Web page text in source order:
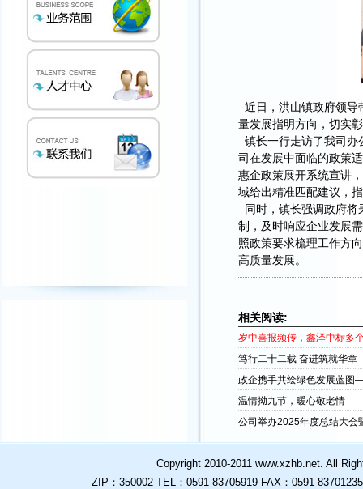
近日，洪山镇政府领导
量发展指明方向，切实
镇长一行走访了我司办
司在发展中面临的政策
惠企政策展开系统宣讲
域给出精准匹配建议，
同时，镇长强调政府将
制，及时响应企业发展
照政策要求梳理工作方
高质量发展。
相关阅读:
岁中喜报频传，鑫泽中标多
笃行二十二载 奋进筑就华
政企携手共绘绿色发展蓝图
温情拗九节，暖心敬老情
公司举办2025年度总结大会
Copyright 2010-2011 www.xzhb.net. All
ZIP：350002 TEL：0591-83705919 FAX：0591-